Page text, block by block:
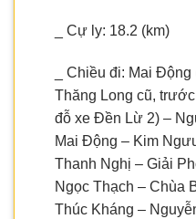
_ Cự ly: 18.2 (km)
_ Chiều đi: Mai
Thăng Long cũ,
đỗ xe Đền Lừ 2) –
Mai Động – Kim
Thanh Nghị – Giải
Ngọc Thạch – Chùa
Thúc Kháng –